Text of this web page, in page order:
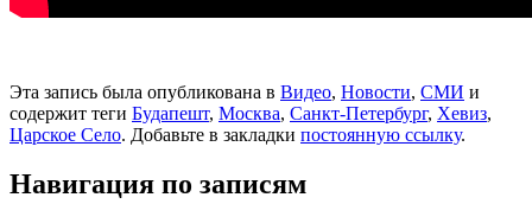
Эта запись была опубликована в Видео, Новости, СМИ и
содержит теги Будапешт, Москва, Санкт-Петербург, Хевиз,
Царское Село. Добавьте в закладки постоянную ссылку.
Навигация по записям